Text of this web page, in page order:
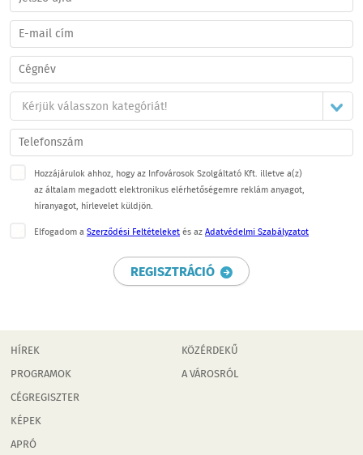
Hozzájárulok ahhoz, hogy az Infovárosok Szolgáltató Kft. illetve a(z)
az általam megadott elektronikus elérhetőségemre reklám anyagot,
híranyagot, hírlevelet küldjön.
Elfogadom aSzerződési Feltételeketés azAdatvédelmi Szabályzatot
REGISZTRÁCIÓ
HÍREK
PROGRAMOK
CÉGREGISZTER
KÉPEK
APRÓ
KÖZÉRDEKŰ
A VÁROSRÓL